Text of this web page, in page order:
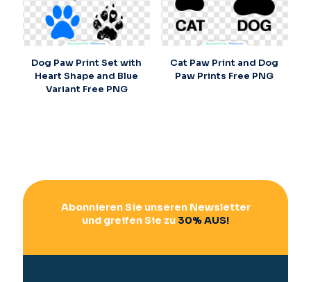
Dog Paw Print Set with
Heart Shape and Blue
Variant Free PNG
Cat Paw Print and Dog
Paw Prints Free PNG
Abonnieren Sie unseren Newsletter
und greifen Sie zu 30% AUS!